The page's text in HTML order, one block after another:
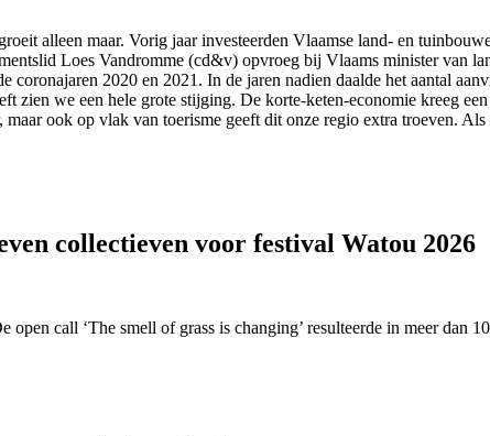
alleen maar. Vorig jaar investeerden Vlaamse land- en
Loes Vandromme (cd&v) opvroeg bij Vlaams minister van
2020 en 2021. In de jaren nadien daalde het aantal
zien we een hele grote stijging. De korte-keten-economie kreeg
ook op vlak van toerisme geeft dit onze regio extra troeven.
collectieven voor festival Watou 2026
call ‘The smell of grass is changing’ resulteerde in meer dan